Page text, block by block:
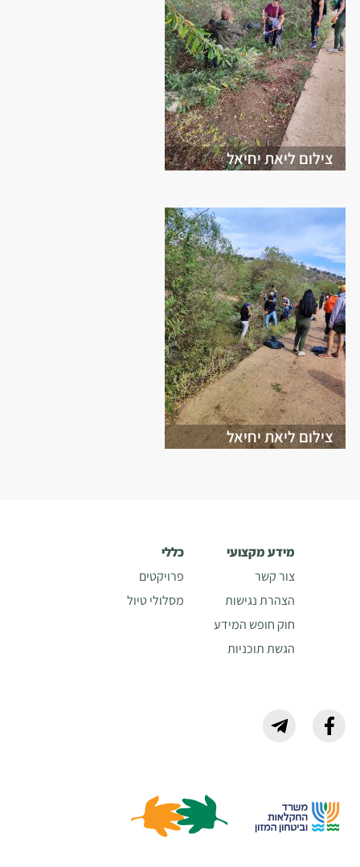
צילום ליאת יחיאל
צילום ליאת יחיאל
כללי
פרויקטים
מסלולי טיול
מידע מקצועי
צור קשר
הצהרת נגישות
חוק חופש המידע
הגשת תוכניות